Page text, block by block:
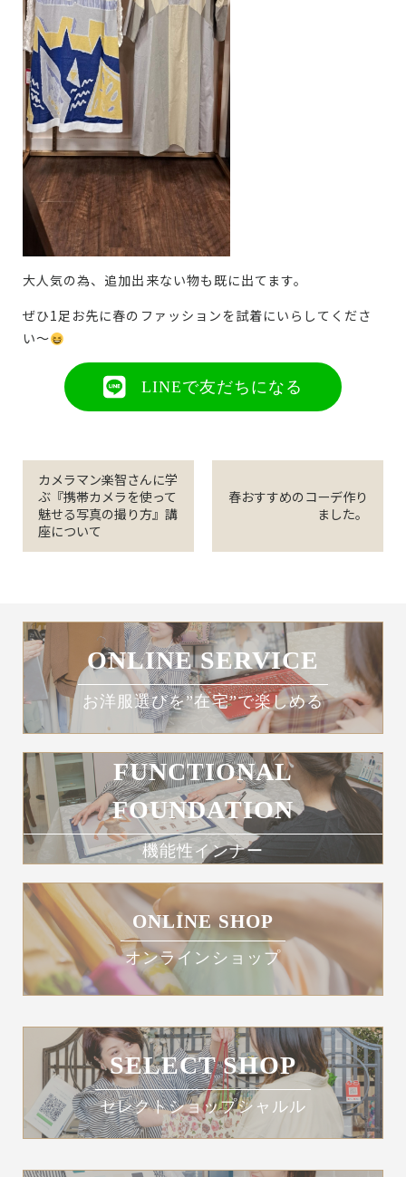
大人気の為、追加出来ない物も既に出てます。
ぜひ1足お先に春のファッションを試着にいらしてくださ
い～
LINEで友だちになる
カメラマン楽智さんに学
ぶ『携帯カメラを使って
魅せる写真の撮り方』講
座について
春おすすめのコーデ作り
ました。
ONLINE SERVICE
お洋服選びを”在宅”で楽しめる
FUNCTIONAL
FOUNDATION
機能性インナー
ONLINE SHOP
オンラインショップ
SELECT SHOP
セレクトショップシャルル